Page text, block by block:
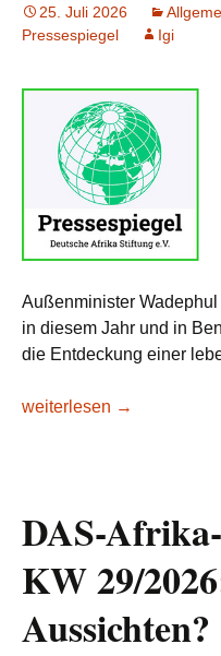
25. Juli 2026
Pressespiegel
Igi
Außenminister
in diesem Jahr und in
die Entdeckung einer
DAS-Afrika-
weiterlesen →
DAS-
KW 29/
Aussichten?